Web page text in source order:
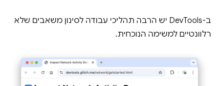
ב-DevTools יש הרבה תהליכי עבודה לסינון משאבים שלא
רלוונטיים למשימה הנוכחית.